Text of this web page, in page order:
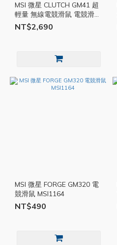
MSI 微星 CLUTCH GM41 超
輕量 無線電競滑鼠 電競滑鼠
無線滑鼠 MSI06
NT$2,690
MSI 微星 FORGE GM320 電
競滑鼠 MSI1164
NT$490